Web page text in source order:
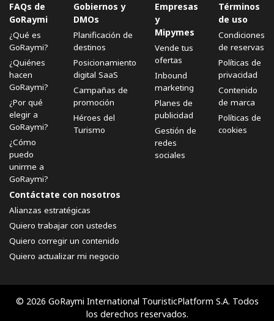
FAQs de
GoRaymi
¿Qué es
GoRaymi?
¿Quiénes
hacen
GoRaymi?
¿Por qué
elegir a
GoRaymi?
¿Cómo
puedo
unirme a
GoRaymi?
Gobiernos y
DMOs
Planificación de
destinos
Posicionamiento
digital SaaS
Campañas de
promoción
Héroes del
Turismo
Empresas
y
Mipymes
Vende tus
ofertas
Inbound
marketing
Planes de
publicidad
Gestión de
redes
sociales
Términos
de uso
Condiciones
de reservas
Políticas de
privacidad
Contenido
de marca
Políticas de
cookies
Contáctate con nosotros
Alianzas estratégicas
Quiero trabajar con ustedes
Quiero corregir un contenido
Quiero actualizar mi negocio
© 2026 GoRaymi International TouristicPlatform S.A. Todos
los derechos reservados.